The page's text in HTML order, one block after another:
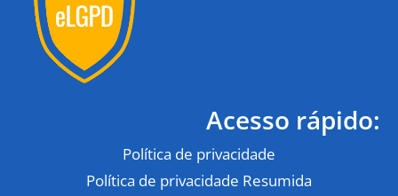
Acesso rápido:
Política de privacidade
Política de privacidade Resumida